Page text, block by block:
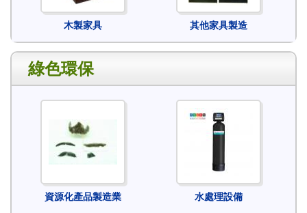
木製家具 其他家具製造
綠色環保
資源化產品製造業 水處理設備